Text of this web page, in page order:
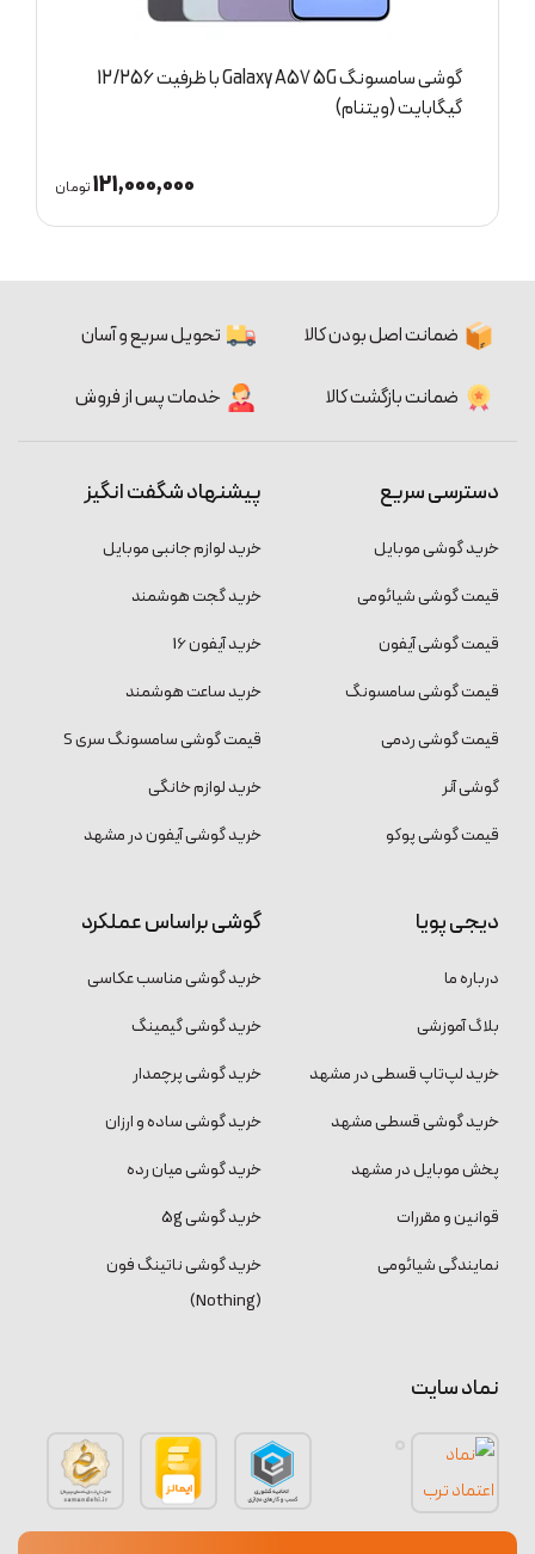
گوشی سامسونگ Galaxy A57 5G با ظرفیت 12/256
ضمانت اصل بودن کالا تحویل سریع و آسان
ضمانت بازگشت کالا خدمات پس از فروش
دسترسی سریع
خرید گوشی موبایل
قیمت گوشی شیائومی
قیمت گوشی آیفون
قیمت گوشی سامسونگ
قیمت گوشی ردمی
گوشی آنر
قیمت گوشی پوکو
پیشنهاد شگفت انگیز
خرید لوازم جانبی موبایل
خرید گجت هوشمند
خرید آیفون 16
خرید ساعت هوشمند
قیمت گوشی سامسونگ سری S
خرید لوازم خانگی
خرید گوشی آیفون در مشهد
دیجی پویا
درباره ما
بلاگ آموزشی
خرید لپ‌تاپ قسطی در مشهد
خرید گوشی قسطی مشهد
پخش موبایل در مشهد
قوانین و مقررات
نمایندگی شیائومی
گوشی براساس عملکرد
خرید گوشی مناسب عکاسی
خرید گوشی گیمینگ
خرید گوشی پرچمدار
خرید گوشی ساده و ارزان
خرید گوشی میان رده
خرید گوشی 5g
خرید گوشی ناتینگ فون
(Nothing)
نماد سایت